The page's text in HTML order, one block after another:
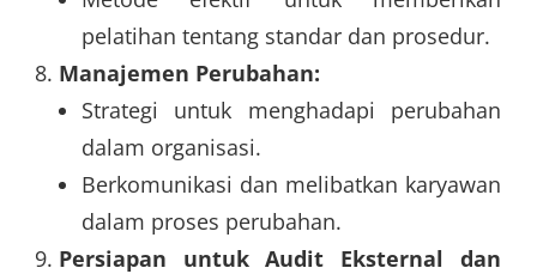
pelatihan tentang standar dan prosedur.
Manajemen Perubahan:
Strategi untuk menghadapi perubahan
dalam organisasi.
Berkomunikasi dan melibatkan karyawan
dalam proses perubahan.
Persiapan untuk Audit Eksternal dan